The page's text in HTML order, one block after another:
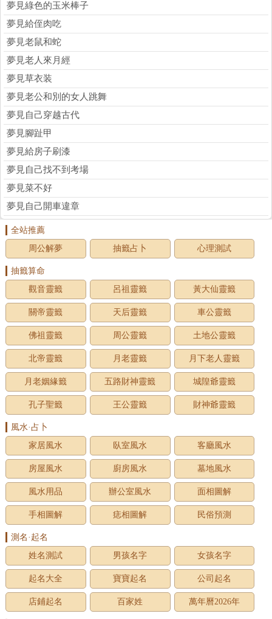
夢見綠色的玉米棒子
夢見給侄肉吃
夢見老鼠和蛇
夢見老人來月經
夢見草衣装
夢見老公和別的女人跳舞
夢見自己穿越古代
夢見腳趾甲
夢見給房子刷漆
夢見自己找不到考場
夢見菜不好
夢見自己開車違章
全站推薦
周公解夢
抽籤占卜 心理測試
抽籤算命
觀音靈籤
呂祖靈籤 黃大仙靈籤
關帝靈籤 天后靈籤 車公靈籤
佛祖靈籤 周公靈籤 土地公靈籤
北帝靈籤 月老靈籤 月下老人靈籤
月老姻緣籤 五路財神靈籤 城隍爺靈籤
孔子聖籤 王公靈籤 財神爺靈籤
風水·占卜
家居風水
臥室風水 客廳風水
房屋風水 廚房風水 墓地風水
風水用品 辦公室風水 面相圖解
手相圖解 痣相圖解 民俗預測
測名·起名
姓名測試
男孩名字 女孩名字
起名大全 寶寶起名 公司起名
店鋪起名 百家姓 萬年曆2026年